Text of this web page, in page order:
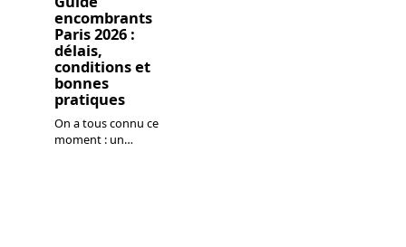
encombrants
Paris 2026 :
délais,
conditions et
bonnes
pratiques
On a tous connu ce
moment : un…